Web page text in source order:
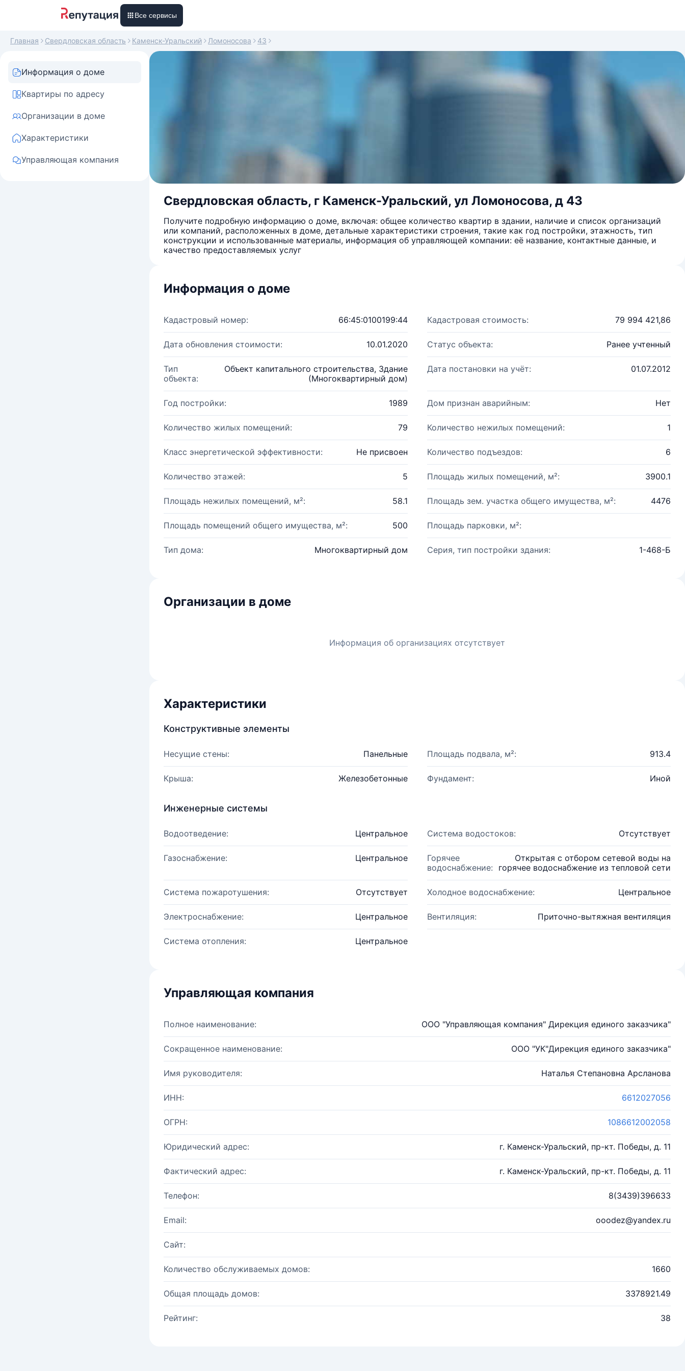
Все сервисы
Главная Свердловская область Каменск-Уральский Ломоносова 43
Информация о доме
Квартиры по адресу
Организации в доме
Характеристики
Управляющая компания
Свердловская область, г Каменск-Уральский, ул Ломоносова, д 43
Получите подробную информацию о доме, включая: общее количество квартир в здании, наличие и список организаций
или компаний, расположенных в доме, детальные характеристики строения, такие как год постройки, этажность, тип
конструкции и использованные материалы, информация об управляющей компании: её название, контактные данные, и
качество предоставляемых услуг
Информация о доме
Кадастровый номер: 66:45:0100199:44 Кадастровая стоимость: 79 994 421,86
Дата обновления стоимости: 10.01.2020 Статус объекта: Ранее учтенный
Тип
объекта:
Объект капитального строительства, Здание
(Многоквартирный дом)
Дата постановки на учёт: 01.07.2012
Год постройки: 1989 Дом признан аварийным: Нет
Количество жилых помещений: 79 Количество нежилых помещений: 1
Класс энергетической эффективности: Не присвоен Количество подъездов: 6
Количество этажей: 5 Площадь жилых помещений, м²: 3900.1
Площадь нежилых помещений, м²: 58.1 Площадь зем. участка общего имущества, м²: 4476
Площадь помещений общего имущества, м²: 500 Площадь парковки, м²:
Тип дома: Многоквартирный дом Серия, тип постройки здания: 1-468-Б
Организации в доме
Информация об организациях отсутствует
Характеристики
Конструктивные элементы
Несущие стены: Панельные Площадь подвала, м²: 913.4
Крыша: Железобетонные Фундамент: Иной
Инженерные системы
Водоотведение: Центральное Система водостоков: Отсутствует
Газоснабжение: Центральное
Горячее
водоснабжение:
Открытая с отбором сетевой воды на
горячее водоснабжение из тепловой сети
Система пожаротушения: Отсутствует Холодное водоснабжение: Центральное
Электроснабжение: Центральное Вентиляция: Приточно-вытяжная вентиляция
Система отопления: Центральное
Управляющая компания
Полное наименование: ООО "Управляющая компания" Дирекция единого заказчика"
Сокращенное наименование: ООО "УК"Дирекция единого заказчика"
Имя руководителя: Наталья Степановна Арсланова
ИНН: 6612027056
ОГРН: 1086612002058
Юридический адрес: г. Каменск-Уральский, пр-кт. Победы, д. 11
Фактический адрес: г. Каменск-Уральский, пр-кт. Победы, д. 11
Телефон: 8(3439)396633
Email: ooodez@yandex.ru
Сайт:
Количество обслуживаемых домов: 1660
Общая площадь домов: 3378921.49
Рейтинг: 38